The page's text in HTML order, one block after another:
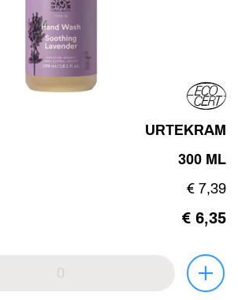
URTEKRAM
300 ML
€ 7,39
€ 6,35